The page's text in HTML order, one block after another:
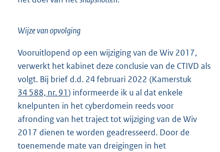
Wijze van opvolging
Vooruitlopend op een wijziging van de Wiv 2017,
verwerkt het kabinet deze conclusie van de CTIVD als
volgt. Bij brief d.d. 24 februari 2022 (Kamerstuk
34 588, nr. 91) informeerde ik u al dat enkele
knelpunten in het cyberdomein reeds voor
afronding van het traject tot wijziging van de Wiv
2017 dienen te worden geadresseerd. Door de
toenemende mate van dreigingen in het